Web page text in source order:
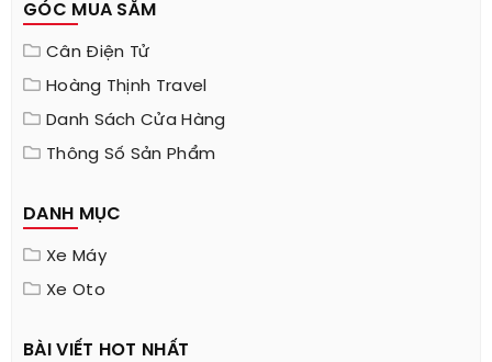
GÓC MUA SẮM
Cân Điện Tử
Hoàng Thịnh Travel
Danh Sách Cửa Hàng
Thông Số Sản Phẩm
DANH MỤC
Xe Máy
Xe Oto
BÀI VIẾT HOT NHẤT